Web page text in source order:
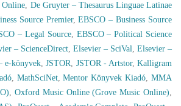
Online, De Gruyter – Thesaurus Linguae Latinae
Source Premier,EBSCO – Business Source
– Legal Source, EBSCO – Political Science
– ScienceDirect, Elsevier – SciVal, Elsevier –
e-könyvek,JSTOR, JSTOR - Artstor,Kalligram
, MathSciNet,Mentor Könyvek Kiadó,MMA
, Oxford Music Online (Grove Music Online),